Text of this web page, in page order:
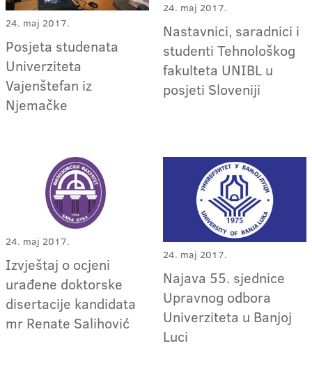
24. maj 2017.
Posjeta studenata
Univerziteta
Vajenštefan iz
Njemačke
24. maj 2017.
Nastavnici, saradnici i
studenti Tehnološkog
fakulteta UNIBL u
posjeti Sloveniji
24. maj 2017.
Izvještaj o ocjeni
urađene doktorske
disertacije kandidata
mr Renate Salihović
24. maj 2017.
Najava 55. sjednice
Upravnog odbora
Univerziteta u Banjoj
Luci